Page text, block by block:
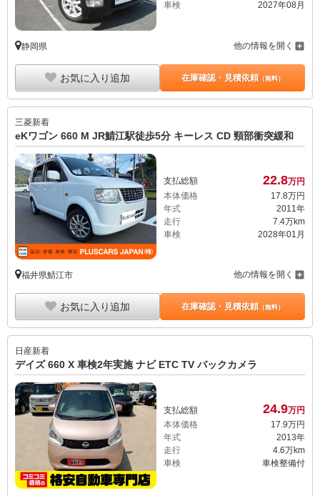
車検
2027年08月
静岡県 他の情報を開く
お気に入り追加 在庫確認・見積依頼（無料）
三菱新着
eKワゴン 660 M JR鯖江駅徒歩5分 キーレス CD 頸部衝突緩和
支払総額 22.8万円
本体価格
17. 8万円
年式
2011年
走行
7.4万km
車検
2028年01月
福井県鯖江市 他の情報を開く
お気に入り追加 在庫確認・見積依頼（無料）
日産新着
デイズ 660 X 車検2年実施 ナビ ETC TV バックカメラ
支払総額 24.9万円
本体価格
17.9万円
年式
2013年
走行
4.6万km
車検
車検整備付